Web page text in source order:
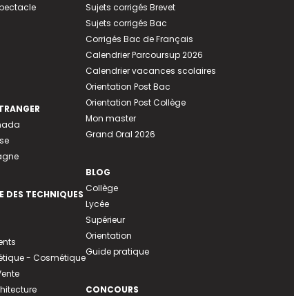
DES TECHNIQUES
- Cosmétique
Sujets corrigés Brevet
Sujets corrigés Bac
Corrigés Bac de Français
Calendrier Parcoursup 2026
Calendrier vacances scolaires
Orientation Post Bac
Orientation Post Collège
Mon master
Grand Oral 2026
BLOG
Collège
Lycée
Supérieur
Orientation
Guide pratique
CONCOURS